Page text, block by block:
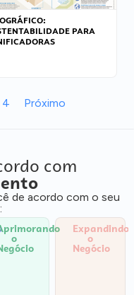
PARA
4 Próximo
com
de acordo com o seu
o
Expandindo
o
Negócio